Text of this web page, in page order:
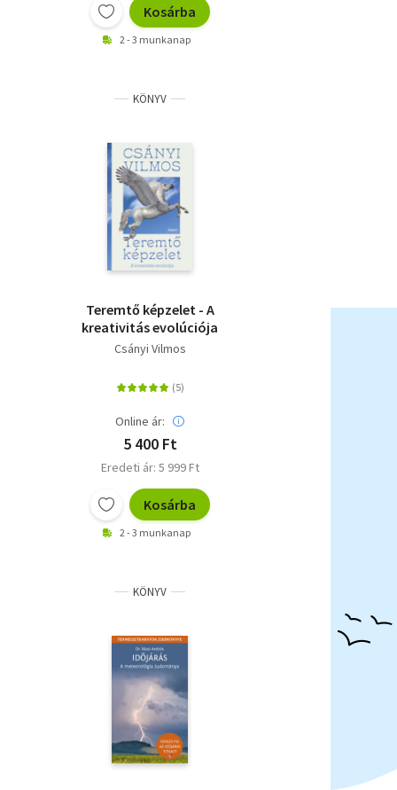
Kosárba
2 - 3 munkanap
KÖNYV
Teremtő képzelet - A
kreativitás evolúciója
Csányi Vilmos
Online ár:
5 400 Ft
Eredeti ár: 5 999 Ft
Kosárba
2 - 3 munkanap
KÖNYV